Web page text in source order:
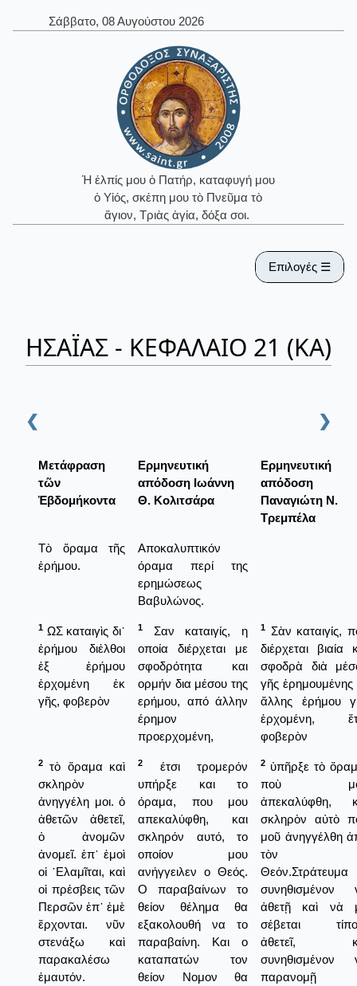
Σάββατο, 08 Αυγούστου 2026
Ἡ ἐλπίς μου ὁ Πατήρ, καταφυγή μου
ὁ Υἱός, σκέπη μου τὸ Πνεῦμα τὸ
ἅγιον, Τριὰς ἁγία, δόξα σοι.
Επιλογές ☰
ΗΣΑΪΑΣ - ΚΕΦΑΛΑΙΟ 21 (ΚΑ)
❮ ❯
Μετάφραση
τῶν
Ἑβδομήκοντα
Ερμηνευτική
απόδοση Ιωάννη
Θ. Κολιτσάρα
Ερμηνευτική
απόδοση
Παναγιώτη Ν.
Τρεμπέλα
Τὸ ὅραμα τῆς
ἐρήμου.
Αποκαλυπτικόν
όραμα περί της
ερημώσεως
Βαβυλώνος.
1 ΩΣ καταιγὶς δι᾿
ἐρήμου διέλθοι
ἐξ ἐρήμου
ἐρχομένη ἐκ
γῆς, φοβερὸν
1
Σαν καταιγίς, η
οποία διέρχεται με
σφοδρότητα και
ορμήν δια μέσου της
ερήμου, από άλλην
έρημον
προερχομένη,
1
Σὰν καταιγίς,
διέρχεται βιαία
σφοδρὰ διὰ
γῆς ἐρημουμένης
ἄλλης ἐρήμου
ἐρχομένη,
φοβερὸν
2
τὸ ὅραμα καὶ
σκληρὸν
ἀνηγγέλη μοι. ὁ
ἀθετῶν ἀθετεῖ,
ὁ ἀνομῶν
ἀνομεῖ. ἐπ᾿ ἐμοὶ
οἱ ᾿Ελαμῖται, καὶ
οἱ πρέσβεις τῶν
Περσῶν ἐπ᾿ ἐμὲ
ἔρχονται. νῦν
στενάξω καὶ
παρακαλέσω
ἐμαυτόν.
2
έτσι τρομερόν
υπήρξε και το
όραμα, που μου
απεκαλύφθη, και
σκληρόν αυτό, το
οποίον μου
ανήγγειλεν ο Θεός.
Ο παραβαίνων το
θείον θέλημα θα
εξακολουθή να το
παραβαίνη. Και ο
καταπατών τον
θείον Νομον θα
2 ὑπῆρξε τὸ
ποὺ
ἀπεκαλύφθη,
σκληρὸν αὐτὸ
μοῦ ἀνηγγέλθη
τὸν
Θεόν.Στράτευμα
συνηθισμένον
ἀθετῇ καὶ νὰ
σέβεται
ἀθετεῖ,
συνηθισμένον
παρανομῇ